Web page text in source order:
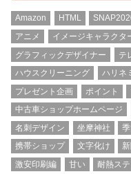
Amazon HTML
アニメ
イメージキャラクタ
グラフィックデザイナー
テ
ハウスクリーニング
ハリネ
プレゼント企画
ポイント
中古車ショップホームページ
名刺デザイン
坐摩神社
携帯ショップ
文字化け
激安印刷編
甘い 耐熱ス